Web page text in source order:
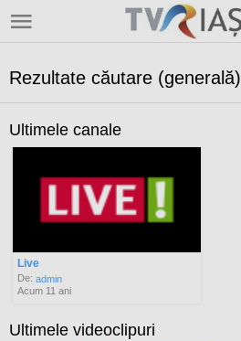
Rezultate căutare (generală)
Ultimele canale
Live
De:admin
Acum 11 ani
Ultimele videoclipuri